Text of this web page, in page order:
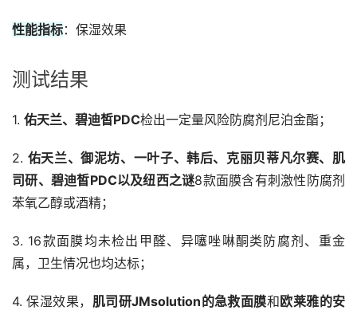
性能指标：保湿效果
测试结果
1. 佑天兰、碧迪皙PDC检出一定量风险防腐剂尼泊金酯；
2. 佑天兰、御泥坊、一叶子、韩后、克丽贝蒂凡尔赛、肌
司研、碧迪皙PDC以及纽西之谜8款面膜含有刺激性防腐剂
苯氧乙醇或酒精；
3. 16款面膜均未检出甲醛、异噻唑啉酮类防腐剂、重金
属，卫生情况也均达标；
4. 保湿效果， 肌司研JMsolution的急救面膜和欧莱雅的安